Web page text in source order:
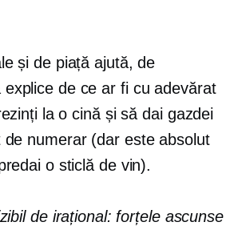
și de piață ajută, de
de ce ar fi cu adevărat
la o cină și să dai gazdei
de numerar (dar este absolut
o sticlă de vin).
de irațional: forțele ascunse